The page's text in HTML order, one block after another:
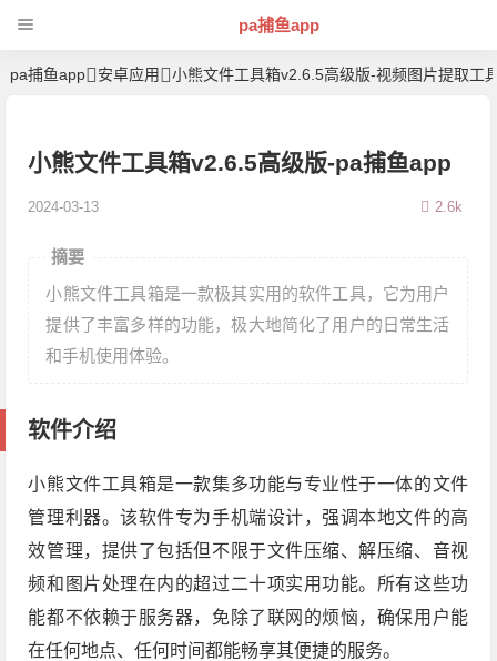
pa捕鱼app
pa捕鱼app 安卓应用 小熊文件工具箱v2.6.5高级版-视频图片提取工
小熊文件工具箱v2.6.5高级版-pa捕鱼app
2024-03-13 2.6k
摘要
小熊文件工具箱是一款极其实用的软件工具，它为用户
提供了丰富多样的功能，极大地简化了用户的日常生活
和手机使用体验。
软件介绍
小熊文件工具箱是一款集多功能与专业性于一体的文件
管理利器。该软件专为手机端设计，强调本地文件的高
效管理，提供了包括但不限于文件压缩、解压缩、音视
频和图片处理在内的超过二十项实用功能。所有这些功
能都不依赖于服务器，免除了联网的烦恼，确保用户能
在任何地点、任何时间都能畅享其便捷的服务。